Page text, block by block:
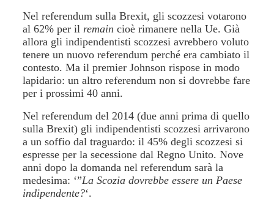
Nel referendum sulla Brexit, gli scozzesi votarono
al 62% per il remain cioè rimanere nella Ue. Già
allora gli indipendentisti scozzesi avrebbero voluto
tenere un nuovo referendum perché era cambiato il
contesto. Ma il premier Johnson rispose in modo
lapidario: un altro referendum non si dovrebbe fare
per i prossimi 40 anni.
Nel referendum del 2014 (due anni prima di quello
sulla Brexit) gli indipendentisti scozzesi arrivarono
a un soffio dal traguardo: il 45% degli scozzesi si
espresse per la secessione dal Regno Unito. Nove
anni dopo la domanda nel referendum sarà la
medesima: ‘”La Scozia dovrebbe essere un Paese
indipendente?‘.